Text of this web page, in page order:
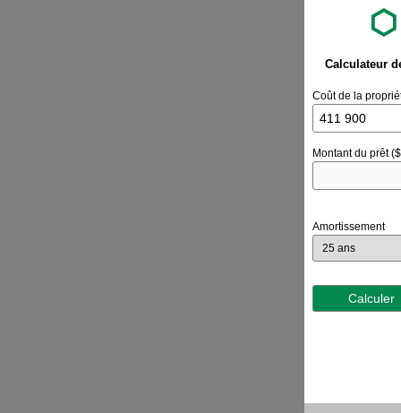
Calculateur
Coût de la
Montant du prêt
Amortissement
Calculer